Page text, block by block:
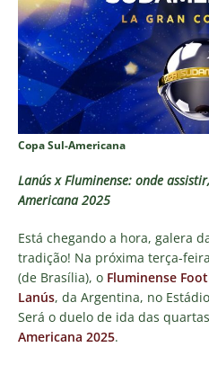
Copa Sul-Americana
Lanús x Fluminense: onde
Americana 2025
Está chegando a hora, galera
tradição! Na próxima terça-
(de Brasília), o Fluminense
Lanús, da Argentina, no
Será o duelo de ida das
Americana 2025.